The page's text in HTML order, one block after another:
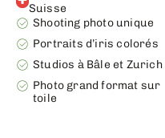
Suisse
Shooting photo unique
Portraits d’iris colorés
Studios à Bâle et Zurich
Photo grand format sur
toile